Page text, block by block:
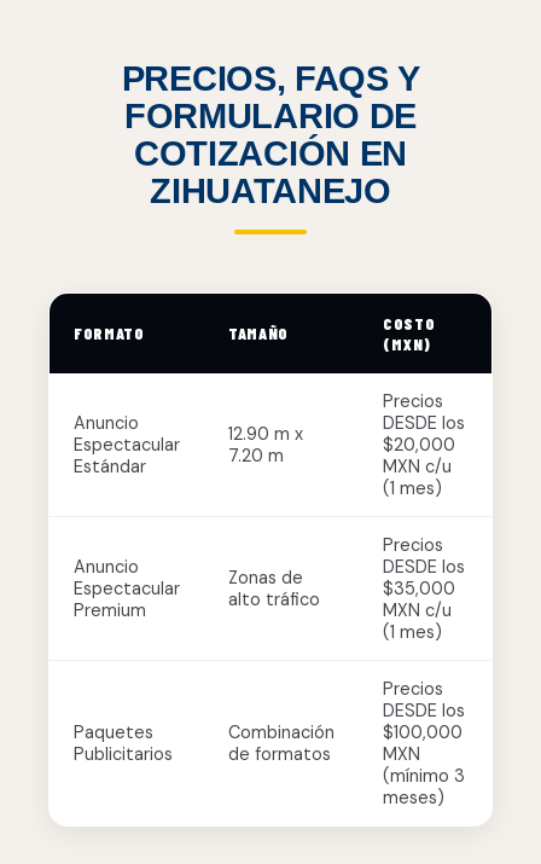
PRECIOS, FAQS Y
FORMULARIO DE
COTIZACIÓN EN
ZIHUATANEJO
FORMATO TAMAÑO
COSTO
(MXN)
Anuncio
Espectacular
Estándar
12.90 m x
7.20 m
Precios
DESDE los
$20,000
MXN c/u
(1 mes)
Anuncio
Espectacular
Premium
Zonas de
alto tráfico
Precios
DESDE los
$35,000
MXN c/u
(1 mes)
Paquetes
Publicitarios
Combinación
de formatos
Precios
DESDE los
$100,000
MXN
(mínimo 3
meses)